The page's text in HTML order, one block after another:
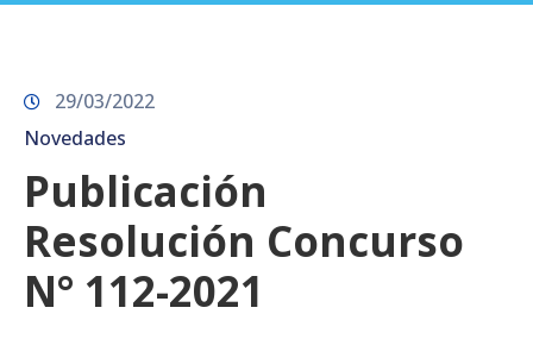
29/03/2022
Novedades
Publicación
Resolución Concurso
N° 112-2021